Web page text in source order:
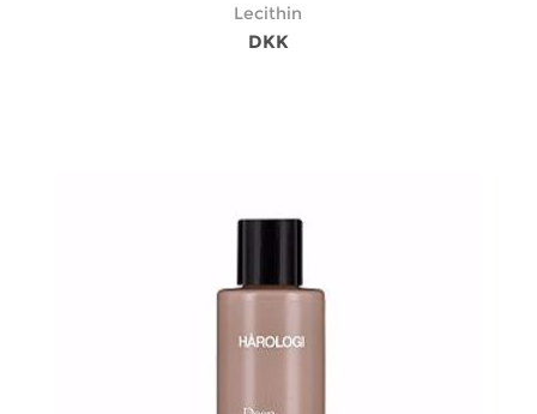
Lecithin
DKK